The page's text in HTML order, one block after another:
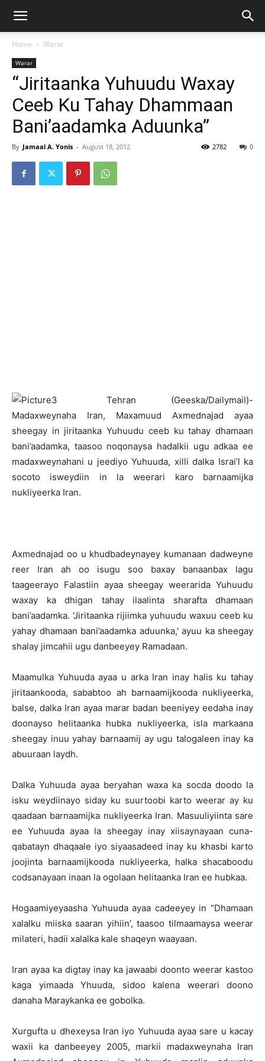
Home Warar
Warar
“Jiritaanka Yuhuudu Waxay
Ceeb Ku Tahay Dhammaan
Bani’aadamka Aduunka”
By Jamaal A. Yonis - August 18, 2012 0
2782
Tehran (Geeska/Dailymail)-
Madaxweynaha Iran, Maxamuud Axmednajad ayaa
sheegay in jiritaanka Yuhuudu ceeb ku tahay dhamaan
bani’aadamka, taasoo noqonaysa hadalkii ugu adkaa ee
madaxweynahani u jeediyo Yuhuuda, xilli dalka Israi’l ka
socoto isweydiin in la weerari karo barnaamijka
nukliyeerka Iran.
Axmednajad oo u khudbadeynayey kumanaan dadweyne
reer Iran ah oo isugu soo baxay banaanbax lagu
taageerayo Falastiin ayaa sheegay weerarida Yuhuudu
waxay ka dhigan tahay ilaalinta sharafta dhamaan
bani’aadamka. 'Jiritaanka rijiimka yuhuudu waxuu ceeb ku
yahay dhamaan bani’aadamka aduunka,' ayuu ka sheegay
shalay jimcahii ugu danbeeyey Ramadaan.
Maamulka Yuhuuda ayaa u arka Iran inay halis ku tahay
jiritaankooda, sababtoo ah barnaamijkooda nukliyeerka,
balse, dalka Iran ayaa marar badan beeniyey eedaha inay
doonayso helitaanka hubka nukliyeerka, isla markaana
sheegay inuu yahay barnaamij ay ugu talogaleen inay ka
abuuraan laydh.
Dalka Yuhuuda ayaa beryahan waxa ka socda doodo la
isku weydiinayo siday ku suurtoobi karto weerar ay ku
qaadaan barnaamijka nukliyeerka Iran. Masuuliyiinta sare
ee Yuhuuda ayaa la sheegay inay xiisaynayaan cuna-
qabatayn dhaqaale iyo siyaasadeed inay ku khasbi karto
joojinta barnaamijkooda nukliyeerka, halka shacaboodu
codsanayaan inaan la ogolaan helitaanka Iran ee hubkaa.
Hogaamiyeyaasha Yuhuuda ayaa cadeeyey in “Dhamaan
xalalku miiska saaran yihiin’, taasoo tilmaamaysa weerar
milateri, hadii xalalka kale shaqeyn waayaan.
Iran ayaa ka digtay inay ka jawaabi doonto weerar kastoo
kaga yimaada Yhuuda, sidoo kalena weerari doono
danaha Maraykanka ee gobolka.
Xurgufta u dhexeysa Iran iyo Yuhuuda ayaa sare u kacay
waxii ka danbeeyey 2005, markii madaxweynaha Iran